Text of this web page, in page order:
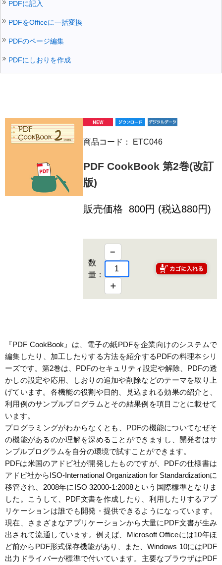
PDFに記入
PDFをOfficeに一括変換
PDFのページ編集
PDFにしおりを作成
商品コード： ETC046
PDF CookBook 第2巻(改訂
版)
販売価格 800円 (税込880円)
数
量：
−
＋
『PDF CookBook』は、電子の紙PDFを企業向けのシステムで
編集したり、加工したりする方法を紹介するPDFの料理本シリ
ーズです。第2巻は、PDFのセキュリティ設定や解除、PDFの透
かしの設定や応用、しおりの追加や削除などのテーマを取り上
げています。各機能の役割や目的、見込まれる効果の紹介と、
利用例のサンプルプログラムとその結果例を項目ごとに載せて
います。
プログラミングがわからなくとも、PDFの機能についてなぜそ
の機能があるのか理解を深めることができますし、開発者はサ
ンプルプログラムを自分の環境で試すことができます。
PDFは米国のアドビ社が開発したものですが、PDFの仕様書は
アドビ社からISO-International Organization for Standardizationに
移管され、2008年にISO 32000-1:2008という国際標準となりま
した。こうして、PDF文書を作成したり、利用したりするアプ
リケーションは誰でも開発・提供できるようになっています。
現在、さまざまなアプリケーションから大量にPDF文書が生み
出されて流通しています。例えば、Microsoft Officeには10年ほ
ど前からPDF形式保存機能があり、また、Windows 10にはPDF
出力ドライバーが標準で付いています。主要なブラウザはPDF